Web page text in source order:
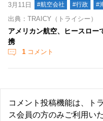
3月11日 #航空会社 #行政 #
出典：TRAICY（トライシー）
アメリカン航空、ヒースロ
携
1 コメント
コメント投稿機能は、ト
ス会員の方のみご利用い